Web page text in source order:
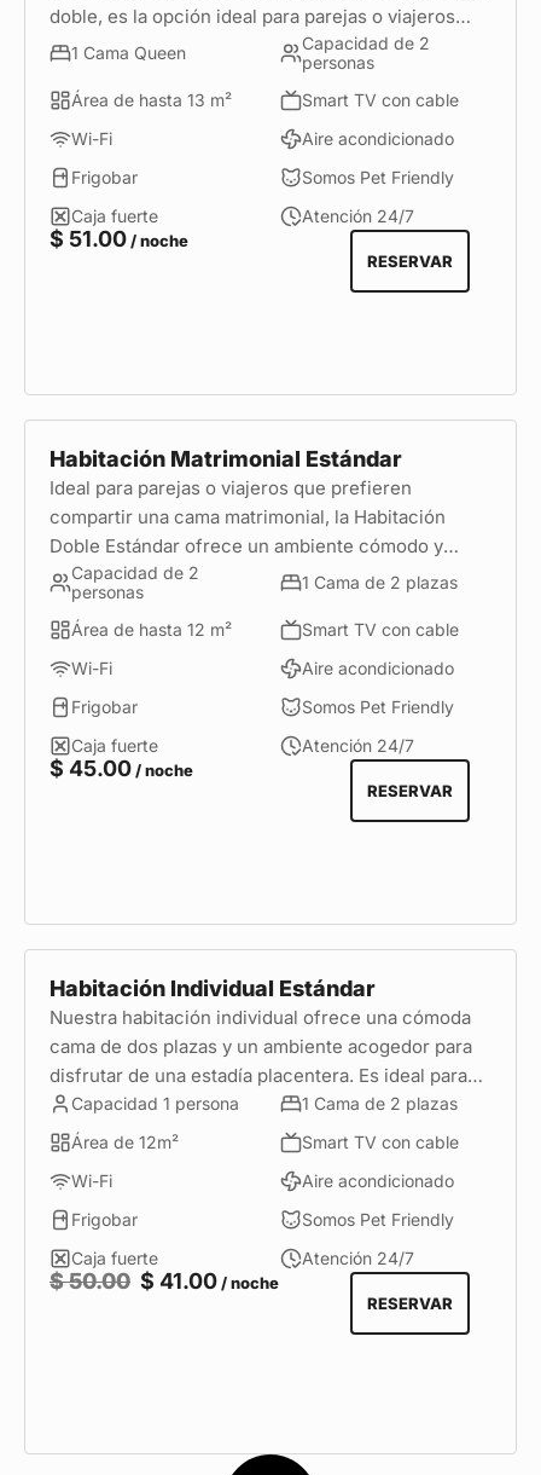
doble, es la opción ideal para parejas o viajeros
que buscan una experiencia de hospedaje con
mayor comodidad en el corazón de Miraflores.
1 Cama Queen
Capacidad de 2
personas
Área de hasta 13 m²
Smart TV con cable
Wi-Fi
Aire acondicionado
Frigobar
Somos Pet Friendly
Caja fuerte
Atención 24/7
$ 51.00 / noche
RESERVAR
Habitación Matrimonial Estándar
Ideal para parejas o viajeros que prefieren
compartir una cama matrimonial, la Habitación
Doble Estándar ofrece un ambiente cómodo y
acogedor para disfrutar de una estadía placentera
en Miraflores, con las comodidades esenciales
para descansar después de recorrer Lima.
Capacidad de 2
personas
1 Cama de 2 plazas
Área de hasta 12 m²
Smart TV con cable
Wi-Fi
Aire acondicionado
Frigobar
Somos Pet Friendly
Caja fuerte
Atención 24/7
$ 45.00 / noche
RESERVAR
Habitación Individual Estándar
Nuestra habitación individual ofrece una cómoda
cama de dos plazas y un ambiente acogedor para
disfrutar de una estadía placentera. Es ideal para
quienes viajan solos por turismo o negocios, y
buscan mayor comodidad en una excelente
Capacidad 1 persona
1 Cama de 2 plazas
Área de 12m²
Smart TV con cable
Wi-Fi
Aire acondicionado
Frigobar
Somos Pet Friendly
Caja fuerte
Atención 24/7
$50.00 $ 41.00 / noche
RESERVAR